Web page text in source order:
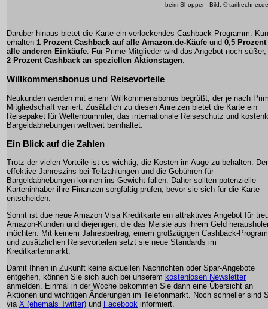
beim Shoppen -Bild: © tarifrechner.de
Darüber hinaus bietet die Karte ein verlockendes Cashback-Programm:
erhalten 1 Prozent Cashback auf alle Amazon.de-Käufe und 0,5 Prozent
alle anderen Einkäufe. Für Prime-Mitglieder wird das Angebot noch
2 Prozent Cashback an speziellen Aktionstagen.
Willkommensbonus und Reisevorteile
Neukunden werden mit einem Willkommensbonus begrüßt, der je nach
Mitgliedschaft variiert. Zusätzlich zu diesen Anreizen bietet die Karte ein
Reisepaket für Weltenbummler, das internationale Reiseschutz und
Bargeldabhebungen weltweit beinhaltet.
Ein Blick auf die Zahlen
Trotz der vielen Vorteile ist es wichtig, die Kosten im Auge zu behalten. Der
effektive Jahreszins bei Teilzahlungen und die Gebühren für
Bargeldabhebungen können ins Gewicht fallen. Daher sollten potenzielle
Karteninhaber ihre Finanzen sorgfältig prüfen, bevor sie sich für die Karte
entscheiden.
Somit ist due neue Amazon Visa Kreditkarte ein attraktives Angebot für
Amazon-Kunden und diejenigen, die das Meiste aus ihrem Geld
möchten. Mit keinem Jahresbeitrag, einem großzügigen Cashback-
und zusätzlichen Reisevorteilen setzt sie neue Standards im
Kreditkartenmarkt.
Damit Ihnen in Zukunft keine aktuellen Nachrichten oder Spar-Angebote
entgehen, können Sie sich auch bei unserem kostenlosen Newsletter
anmelden. Einmal in der Woche bekommen Sie dann eine Übersicht an
Aktionen und wichtigen Änderungen im Telefonmarkt. Noch schneller sind
via X (ehemals Twitter) und Facebook informiert.